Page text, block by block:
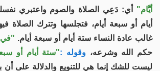
أيَّام" أي: دَعِي الصلاة والصوم واعتبري
أيام أو سبعة أيام، فتجلسها وتترك الصلاة
غالب عادة النساء ستة أيام أو سبعة أيام. "في
حكم الله وشرعه، وقوله :"ستة أيام أو
ليست للشك إنما هي للتنويع والدلالة على